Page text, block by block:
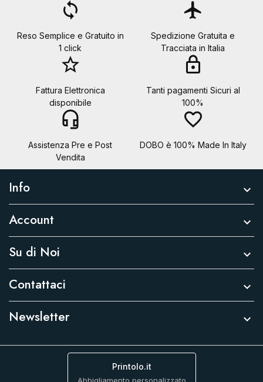
loop
Reso Semplice e Gratuito in
1 click
flight
Spedizione Gratuita e
Tracciata in Italia
star_border
Fattura Elettronica
disponibile
lock
Tanti pagamenti Sicuri al
100%
headset_mic
Assistenza Pre e Post
Vendita
favorite_border
DOBO è 100% Made In Italy
Info 
Account 
Su di Noi 
Contattaci 
Newsletter 
Printolo.it